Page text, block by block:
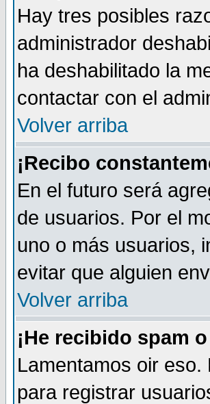
Hay tres posibles
administrador
ha deshabilitado la
contactar con el
Volver arriba
¡Recibo
En el futuro será
de usuarios. Por el
uno o más usuarios,
evitar que alguien
Volver arriba
¡He recibido spam
Lamentamos oir
para registrar